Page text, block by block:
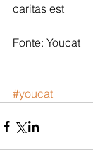
caritas est
Fonte: Youcat
#youcat